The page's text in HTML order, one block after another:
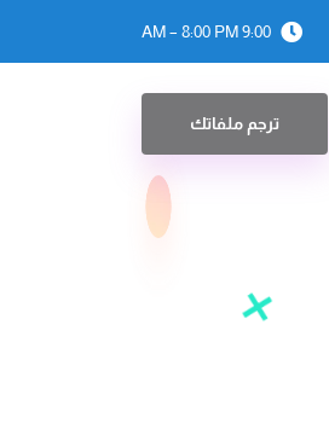
9:00 AM – 8:00 PM
ترجم ملفاتك